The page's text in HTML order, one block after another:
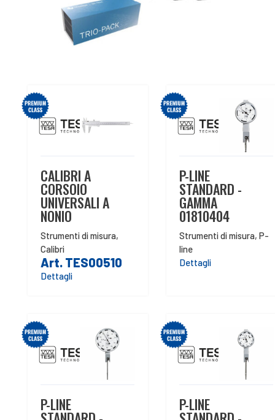
CALIBRI A
CORSOIO
UNIVERSALI A
NONIO
Strumenti di misura,
Calibri
Art. TES00510
Dettagli
P-LINE
STANDARD -
GAMMA
01810404
Strumenti di misura, P-
line
Dettagli
P-LINE P-LINE